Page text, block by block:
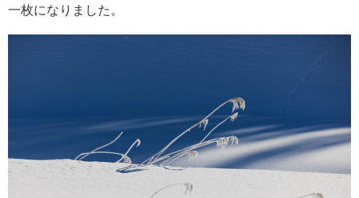
一枚になりました。